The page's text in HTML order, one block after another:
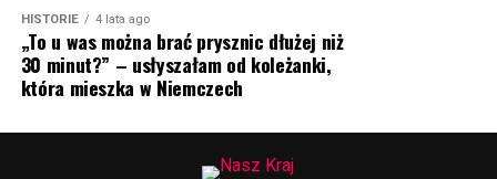
HISTORIE 4 lata ago
„To u was można brać prysznic dłużej niż
30 minut?” – usłyszałam od koleżanki,
która mieszka w Niemczech